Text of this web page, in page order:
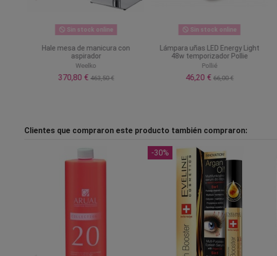
Sin stock online
Hale mesa de manicura con
aspirador
Weelko
370,80 €463,50 €
Sin stock online
Lámpara uñas LED Energy Light
48w temporizador Pollie
Pollié
46,20 €66,00 €
Clientes que compraron este producto también compraron:
-30%